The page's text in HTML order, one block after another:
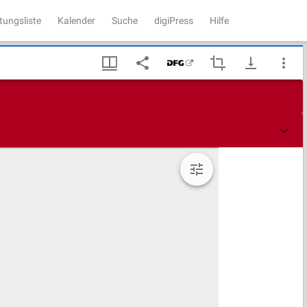
Kalender Suche digiPress Hilfe